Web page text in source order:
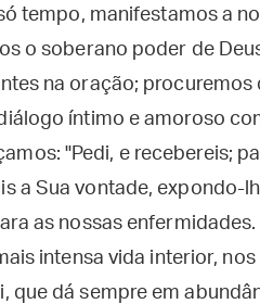
tempo, manifestamos a
o soberano poder de
na oração; procuremos
íntimo e amoroso
"Pedi, e recebereis;
a Sua vontade, expondo-
as nossas enfermidades.
intensa vida interior,
que dá sempre em